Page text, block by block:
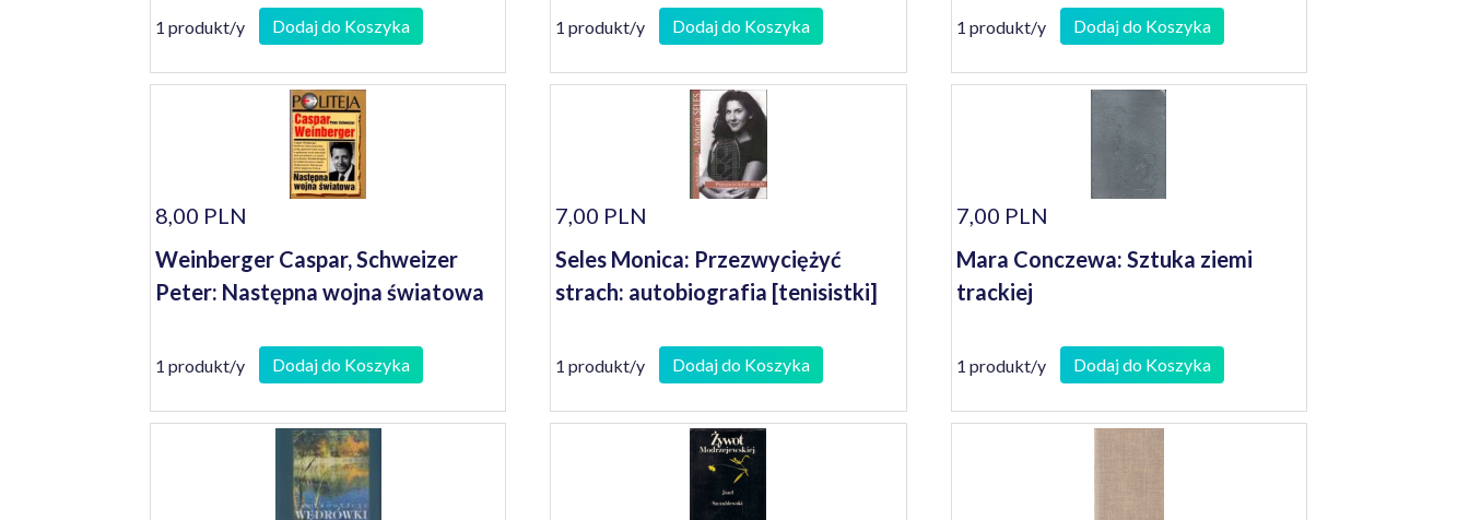
1 produkt/y Dodaj do Koszyka 1 produkt/y Dodaj do Koszyka 1 produkt/y Dodaj do Koszyka
8,00 PLN
Weinberger Caspar, Schweizer
Peter: Następna wojna światowa
1 produkt/y Dodaj do Koszyka
7,00 PLN
Seles Monica: Przezwyciężyć
strach: autobiografia [tenisistki]
1 produkt/y Dodaj do Koszyka
7,00 PLN
Mara Conczewa: Sztuka ziemi
trackiej
1 produkt/y Dodaj do Koszyka